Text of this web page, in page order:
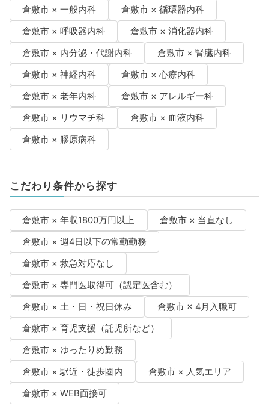
倉敷市 × 一般内科
倉敷市 × 循環器内科
倉敷市 × 呼吸器内科
倉敷市 × 消化器内科
倉敷市 × 内分泌・代謝内科
倉敷市 × 腎臓内科
倉敷市 × 神経内科
倉敷市 × 心療内科
倉敷市 × 老年内科
倉敷市 × アレルギー科
倉敷市 × リウマチ科
倉敷市 × 血液内科
倉敷市 × 膠原病科
こだわり条件から探す
倉敷市 × 年収1800万円以上
倉敷市 × 当直なし
倉敷市 × 週4日以下の常勤勤務
倉敷市 × 救急対応なし
倉敷市 × 専門医取得可（認定医含む）
倉敷市 × 土・日・祝日休み
倉敷市 × 4月入職可
倉敷市 × 育児支援（託児所など）
倉敷市 × ゆったりめ勤務
倉敷市 × 駅近・徒歩圏内
倉敷市 × 人気エリア
倉敷市 × WEB面接可